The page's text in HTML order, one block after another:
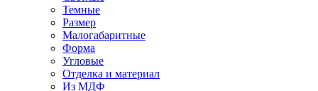
Темные
Размер
Малогабаритные
Форма
Угловые
Отделка и материал
Из МДФ